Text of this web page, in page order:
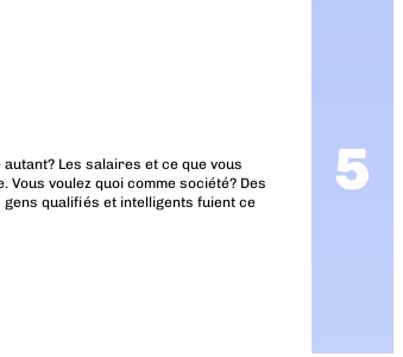
Les salaires et ce que vous
voulez quoi comme société? Des
qualifiés et intelligents fuient ce